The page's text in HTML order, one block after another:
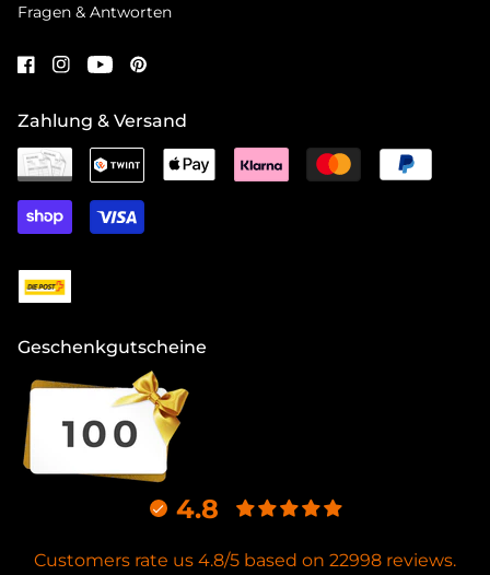
Fragen & Antworten
Zahlung & Versand
Geschenkgutscheine
4.8
Customers rate us 4.8/5 based on 22998 reviews.